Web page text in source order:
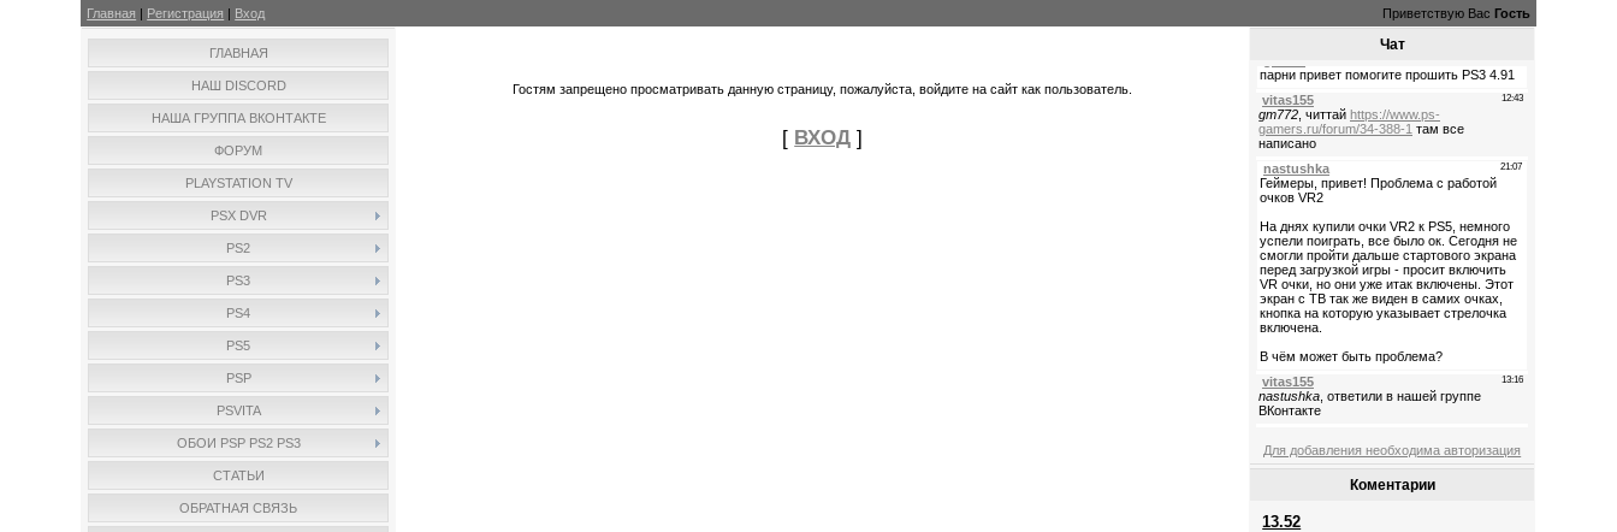
Главная | Регистрация | Вход Приветствую Вас Гость
ГЛАВНАЯ
НАШ DISCORD
НАША ГРУППА ВКОНТАКТЕ
ФОРУМ
PLAYSTATION TV
PSX DVR
PS2
PS3
PS4
PS5
PSP
PSVITA
ОБОИ PSP PS2 PS3
СТАТЬИ
ОБРАТНАЯ СВЯЗЬ
Гостям запрещено просматривать данную страницу, пожалуйста, войдите на сайт как пользователь.
[ ВХОД ]
Чат
Для добавления необходима авторизация
Коментарии
13.52